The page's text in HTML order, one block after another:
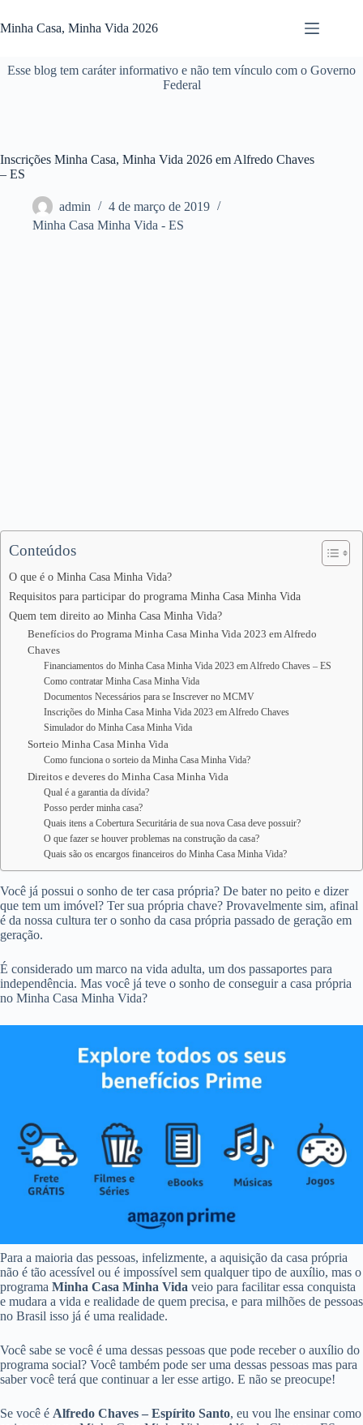
para
o
Minha Casa, Minha Vida 2026
Esse blog tem caráter informativo e não tem vínculo com o Governo
Federal
Inscrições Minha Casa, Minha Vida 2026 em Alfredo Chaves
– ES
admin
4 de março de 2019
Minha Casa Minha Vida - ES
Conteúdos
O que é o Minha Casa Minha Vida?
Requisitos para participar do programa Minha Casa Minha Vida
Quem tem direito ao Minha Casa Minha Vida?
Benefícios do Programa Minha Casa Minha Vida 2023 em Alfredo
Chaves
Financiamentos do Minha Casa Minha Vida 2023 em Alfredo Chaves – ES
Como contratar Minha Casa Minha Vida
Documentos Necessários para se Inscrever no MCMV
Inscrições do Minha Casa Minha Vida 2023 em Alfredo Chaves
Simulador do Minha Casa Minha Vida
Sorteio Minha Casa Minha Vida
Como funciona o sorteio da Minha Casa Minha Vida?
Direitos e deveres do Minha Casa Minha Vida
Qual é a garantia da dívida?
Posso perder minha casa?
Quais itens a Cobertura Securitária de sua nova Casa deve possuir?
O que fazer se houver problemas na construção da casa?
Quais são os encargos financeiros do Minha Casa Minha Vida?
Você já possui o sonho de ter casa própria? De bater no peito e dizer
que tem um imóvel? Ter sua própria chave? Provavelmente sim, afinal
é da nossa cultura ter o sonho da casa própria passado de geração em
geração.
É considerado um marco na vida adulta, um dos passaportes para
independência. Mas você já teve o sonho de conseguir a casa própria
no Minha Casa Minha Vida?
Para a maioria das pessoas, infelizmente, a aquisição da casa própria
não é tão acessível ou é impossível sem qualquer tipo de auxílio, mas o
programa Minha Casa Minha Vida veio para facilitar essa conquista
e mudara a vida e realidade de quem precisa, e para milhões de pessoas
no Brasil isso já é uma realidade.
Você sabe se você é uma dessas pessoas que pode receber o auxílio do
programa social? Você também pode ser uma dessas pessoas mas para
saber você terá que continuar a ler esse artigo. E não se preocupe!
Se você é Alfredo Chaves – Espírito Santo, eu vou lhe ensinar como